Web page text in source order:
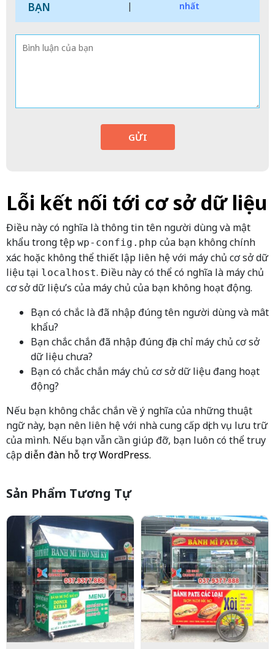
BẠN | nhất
GỬI
Lỗi kết nối tới cơ sở dữ liệu
Điều này có nghĩa là thông tin tên người dùng và mật
khẩu trong tệp wp-config.php của bạn không chính
xác hoặc không thể thiết lập liên hệ với máy chủ cơ sở dữ
liệu tại localhost. Điều này có thể có nghĩa là máy chủ
cơ sở dữ liệu’s của máy chủ của bạn không hoạt động.
Bạn có chắc là đã nhập đúng tên người dùng và mât
khẩu?
Bạn chắc chắn đã nhập đúng địa chỉ máy chủ cơ sở
dữ liệu chưa?
Bạn có chắc chắn máy chủ cơ sở dữ liệu đang hoạt
động?
Nếu bạn không chắc chắn về ý nghĩa của những thuật
ngữ này, bạn nên liên hệ với nhà cung cấp dịch vụ lưu trữ
của mình. Nếu bạn vẫn cần giúp đỡ, bạn luôn có thể truy
cậpdiễn đàn hỗ trợ WordPress.
Sản Phẩm Tương Tự